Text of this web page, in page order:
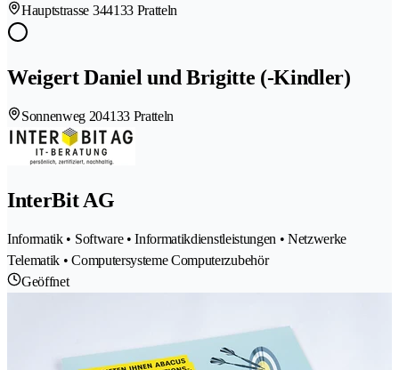
Hauptstrasse 344133 Pratteln
Weigert Daniel und Brigitte (-Kindler)
Sonnenweg 204133 Pratteln
InterBit AG
Informatik • Software • Informatikdienstleistungen • Netzwerke
Telematik • Computersysteme Computerzubehör
Geöffnet